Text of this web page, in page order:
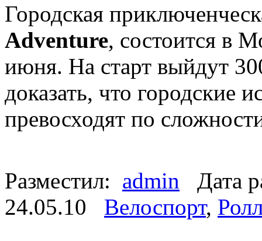
Городская
Adventure, состоится в
июня. На старт выйдут
доказать, что городские
превосходят по
Разместил: admin Дата
24.05.10 Велоспорт,